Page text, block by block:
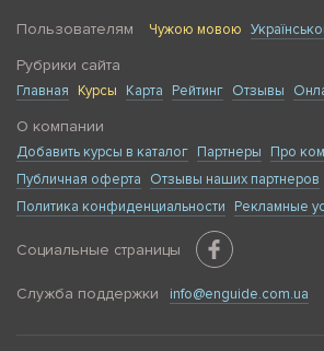
Пользователям Чужою мовою
Рубрики сайта
Главная Курсы Карта Рейтинг Отзывы
О компании
Добавить курсы в каталог Партнеры
Про
Публичная оферта
Отзывы наших партнеров
Политика конфиденциальности
Рекламные
Социальные страницы
Служба поддержки info@enguide.com.ua